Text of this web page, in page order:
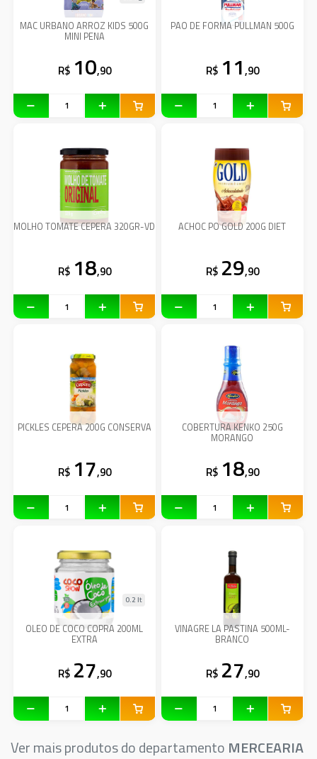
MAC URBANO ARROZ KIDS 500G
MINI PENA
R$ 10,90
PAO DE FORMA PULLMAN 500G
R$ 11,90
MOLHO TOMATE CEPERA 320GR-VD
R$ 18,90
ACHOC PO GOLD 200G DIET
R$ 29,90
PICKLES CEPERA 200G CONSERVA
R$ 17,90
COBERTURA KENKO 250G
MORANGO
R$ 18,90
OLEO DE COCO COPRA 200ML
EXTRA
0.2 lt
R$ 27,90
VINAGRE LA PASTINA 500ML-
BRANCO
R$ 27,90
Ver mais produtos do departamento MERCEARIA